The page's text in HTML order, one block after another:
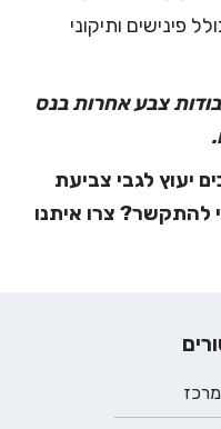
פינישים ותיקוני
צבע אחרות בנס
יעוץ לגבי צביעת
להתקשר? צרו איתנו